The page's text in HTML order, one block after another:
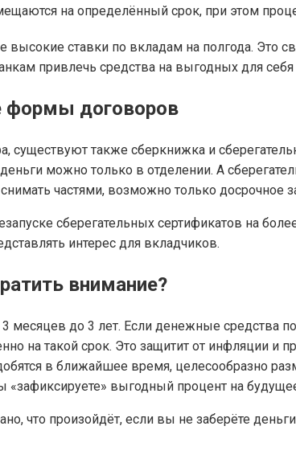
на определённый срок, при этом
высокие ставки по вкладам на полгода. Это
привлечь средства на выгодных для себя
формы договоров
существуют также сберкнижка и
можно только в отделении. А
частями, возможно только досрочное
сберегательных сертификатов на
интерес для вкладчиков.
внимание?
до 3 лет. Если денежные средства
на такой срок. Это защитит от инфляции и
в ближайшее время, целесообразно
выгодный процент на
что произойдёт, если вы не заберёте